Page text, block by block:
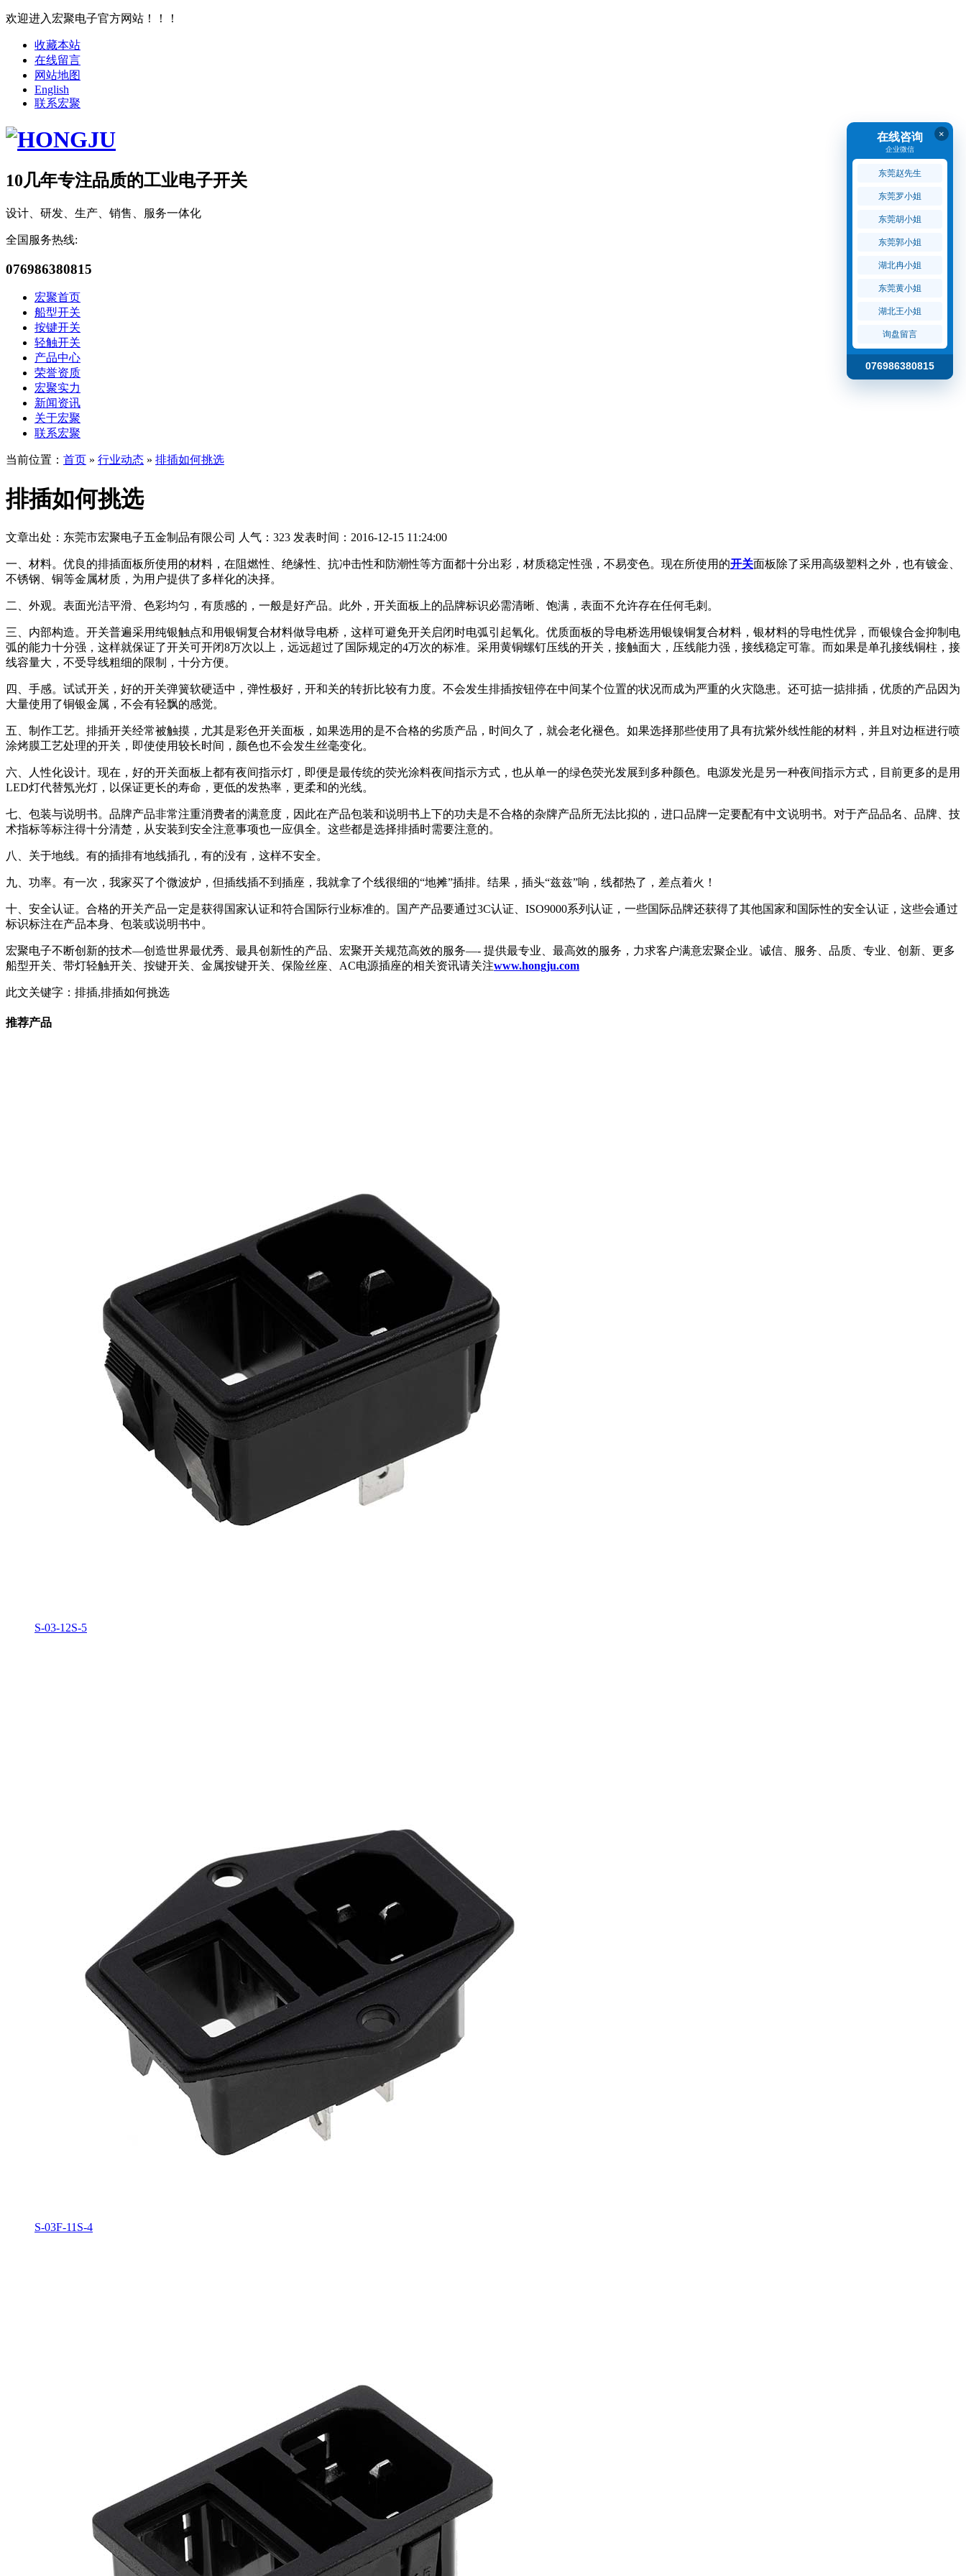
欢迎进入宏聚电子官方网站！！！
收藏本站
在线留言
网站地图
English
联系宏聚
10几年专注品质的工业电子开关
设计、研发、生产、销售、服务一体化
全国服务热线:
076986380815
宏聚首页
船型开关
按键开关
轻触开关
产品中心
荣誉资质
宏聚实力
新闻资讯
关于宏聚
联系宏聚
当前位置： 首页 » 行业动态 » 排插如何挑选
排插如何挑选
文章出处：东莞市宏聚电子五金制品有限公司 人气：323 发表时间：2016-12-15 11:24:00
一、材料。优良的排插面板所使用的材料，在阻燃性、绝缘性、抗冲击性和防潮性等方面都十分出彩，材质稳定性强，不易变色。现在所使用的开关面板除了采用高级塑料之外，也有镀金、
不锈钢、铜等金属材质，为用户提供了多样化的决择。
二、外观。表面光洁平滑、色彩均匀，有质感的，一般是好产品。此外，开关面板上的品牌标识必需清晰、饱满，表面不允许存在任何毛刺。
三、内部构造。开关普遍采用纯银触点和用银铜复合材料做导电桥，这样可避免开关启闭时电弧引起氧化。优质面板的导电桥选用银镍铜复合材料，银材料的导电性优异，而银镍合金抑制电
弧的能力十分强，这样就保证了开关可开闭8万次以上，远远超过了国际规定的4万次的标准。采用黄铜螺钉压线的开关，接触面大，压线能力强，接线稳定可靠。而如果是单孔接线铜柱，接
线容量大，不受导线粗细的限制，十分方便。
四、手感。试试开关，好的开关弹簧软硬适中，弹性极好，开和关的转折比较有力度。不会发生排插按钮停在中间某个位置的状况而成为严重的火灾隐患。还可掂一掂排插，优质的产品因为
大量使用了铜银金属，不会有轻飘的感觉。
五、制作工艺。排插开关经常被触摸，尤其是彩色开关面板，如果选用的是不合格的劣质产品，时间久了，就会老化褪色。如果选择那些使用了具有抗紫外线性能的材料，并且对边框进行喷
涂烤膜工艺处理的开关，即使使用较长时间，颜色也不会发生丝毫变化。
六、人性化设计。现在，好的开关面板上都有夜间指示灯，即便是最传统的荧光涂料夜间指示方式，也从单一的绿色荧光发展到多种颜色。电源发光是另一种夜间指示方式，目前更多的是用
LED灯代替氖光灯，以保证更长的寿命，更低的发热率，更柔和的光线。
七、包装与说明书。品牌产品非常注重消费者的满意度，因此在产品包装和说明书上下的功夫是不合格的杂牌产品所无法比拟的，进口品牌一定要配有中文说明书。对于产品品名、品牌、技
术指标等标注得十分清楚，从安装到安全注意事项也一应俱全。这些都是选择排插时需要注意的。
八、关于地线。有的插排有地线插孔，有的没有，这样不安全。
九、功率。有一次，我家买了个微波炉，但插线插不到插座，我就拿了个线很细的“地摊”插排。结果，插头“兹兹”响，线都热了，差点着火！
十、安全认证。合格的开关产品一定是获得国家认证和符合国际行业标准的。国产产品要通过3C认证、ISO9000系列认证，一些国际品牌还获得了其他国家和国际性的安全认证，这些会通过
标识标注在产品本身、包装或说明书中。
宏聚电子不断创新的技术—创造世界最优秀、最具创新性的产品、宏聚开关规范高效的服务—- 提供最专业、最高效的服务，力求客户满意宏聚企业。诚信、服务、品质、专业、创新、更多
船型开关、带灯轻触开关、按键开关、金属按键开关、保险丝座、AC电源插座的相关资讯请关注www.hongju.com
此文关键字： 排插,排插如何挑选
推荐产品
S-03-12S-5
S-03F-11S-4
×
在线咨询
企业微信
东莞赵先生
东莞罗小姐
东莞胡小姐
东莞郭小姐
湖北冉小姐
东莞黄小姐
湖北王小姐
询盘留言
076986380815